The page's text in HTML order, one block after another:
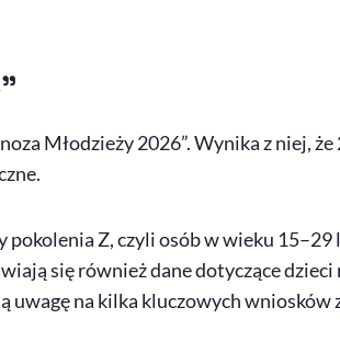
Młodzieży 2026”. Wynika z niej, że
Z, czyli osób w wieku 15–29
się również dane dotyczące dzieci
uwagę na kilka kluczowych wniosków